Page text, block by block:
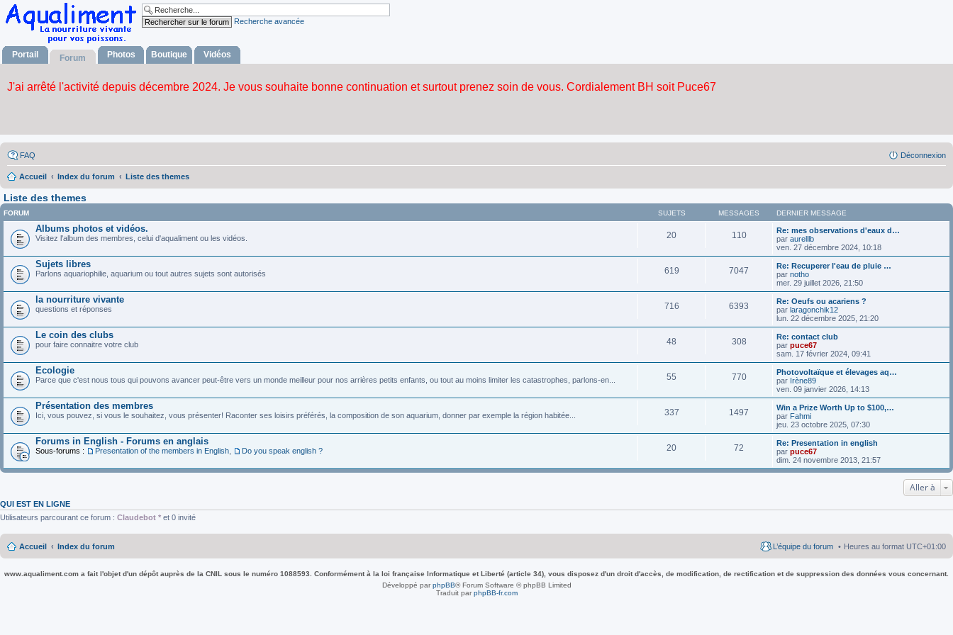
Recherche avancée
Portail Forum Photos Boutique Vidéos
FAQ Déconnexion
Accueil Index du forum Liste des themes
Liste des themes
FORUM SUJETS MESSAGES DERNIER MESSAGE
Albums photos et vidéos.
Visitez l'album des membres, celui d'aqualiment ou les vidéos. 20 110
Re: mes observations d'eaux d…
par aurelllb
ven. 27 décembre 2024, 10:18
Sujets libres
Parlons aquariophilie, aquarium ou tout autres sujets sont autorisés 619 7047
Re: Recuperer l'eau de pluie …
par notho
mer. 29 juillet 2026, 21:50
la nourriture vivante
questions et réponses 716 6393
Re: Oeufs ou acariens ?
par laragonchik12
lun. 22 décembre 2025, 21:20
Le coin des clubs
pour faire connaitre votre club 48 308
Re: contact club
par puce67
sam. 17 février 2024, 09:41
Ecologie
Parce que c'est nous tous qui pouvons avancer peut-être vers un monde meilleur pour nos arrières petits enfants, ou tout au moins limiter les catastrophes, parlons-en... 55 770
Photovoltaïque et élevages aq…
par Irène89
ven. 09 janvier 2026, 14:13
Présentation des membres
Ici, vous pouvez, si vous le souhaitez, vous présenter! Raconter ses loisirs préférés, la composition de son aquarium, donner par exemple la région habitée... 337 1497
Win a Prize Worth Up to $100,…
par Fahmi
jeu. 23 octobre 2025, 07:30
Forums in English - Forums en anglais
Sous-forums : Presentation of the members in English Do you speak english ? 20 72
Re: Presentation in english
par puce67
dim. 24 novembre 2013, 21:57
Aller à
QUI EST EN LIGNE
Utilisateurs parcourant ce forum : Claudebot * et 0 invité
Accueil Index du forum Heures au format UTC+01:00
L’équipe du forum
www.aqualiment.com a fait l'objet d'un dépôt auprès de la CNIL sous le numéro 1088593. Conformément à la loi française Informatique et Liberté (article 34), vous disposez d'un droit d'accès, de modification, de rectification et de suppression des données vous concernant.
Développé parphpBB® Forum Software © phpBB Limited
Traduit parphpBB-fr.com